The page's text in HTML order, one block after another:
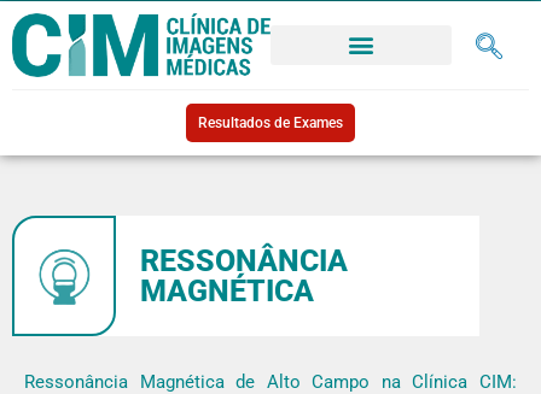
Resultados de Exames
RESSONÂNCIA
MAGNÉTICA
Ressonância Magnética de Alto Campo na Clínica CIM: